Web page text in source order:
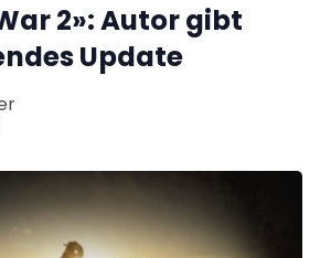
2»: Autor gibt
Update